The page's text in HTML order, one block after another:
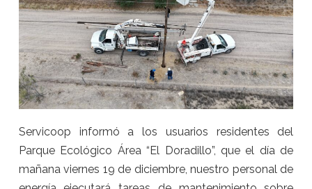
Servicoop informó a los usuarios residentes del
Parque Ecológico Área “El Doradillo”, que el día de
mañana viernes 19 de diciembre, nuestro personal de